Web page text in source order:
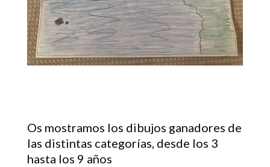
Os mostramos los dibujos ganadores de
las distintas categorías, desde los 3
hasta los 9 años